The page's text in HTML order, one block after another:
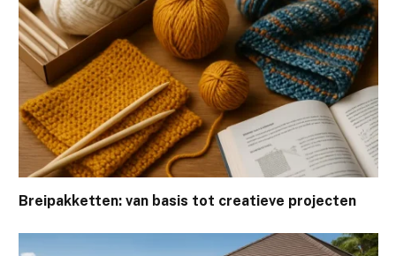
Breipakketten: van basis tot creatieve projecten